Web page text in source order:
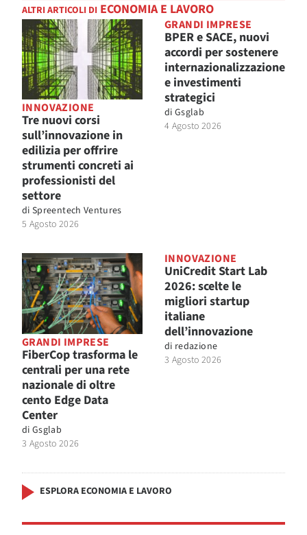
ALTRI ARTICOLI DI ECONOMIA E LAVORO
INNOVAZIONE
Tre nuovi corsi
sull’innovazione in
edilizia per offrire
strumenti concreti ai
professionisti del
settore
di Spreentech Ventures
5 Agosto 2026
GRANDI IMPRESE
BPER e SACE, nuovi
accordi per sostenere
internazionalizzazione
e investimenti
strategici
di Gsglab
4 Agosto 2026
GRANDI IMPRESE
FiberCop trasforma le
centrali per una rete
nazionale di oltre
cento Edge Data
Center
di Gsglab
3 Agosto 2026
INNOVAZIONE
UniCredit Start Lab
2026: scelte le
migliori startup
italiane
dell’innovazione
di redazione
3 Agosto 2026
ESPLORA ECONOMIA E LAVORO